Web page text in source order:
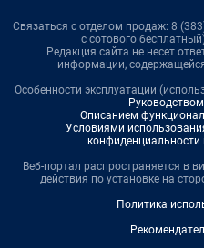
Связаться с отделом продаж: 8
с сотового
Редакция сайта не несет
информации,
Особенности эксплуатации
Описанием
Условиями
Веб-портал распространяется в
действия по установке на
Политика